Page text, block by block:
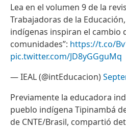
Lea en el volumen 9 de la
Trabajadoras de la
indígenas inspiran el cambio
comunidades”: https://t.co/
pic.twitter.com/JD8yGGguMq
— IEAL (@intEducacion)
Previamente la educadora
pueblo indígena Tipinambá
de CNTE/Brasil, compartió